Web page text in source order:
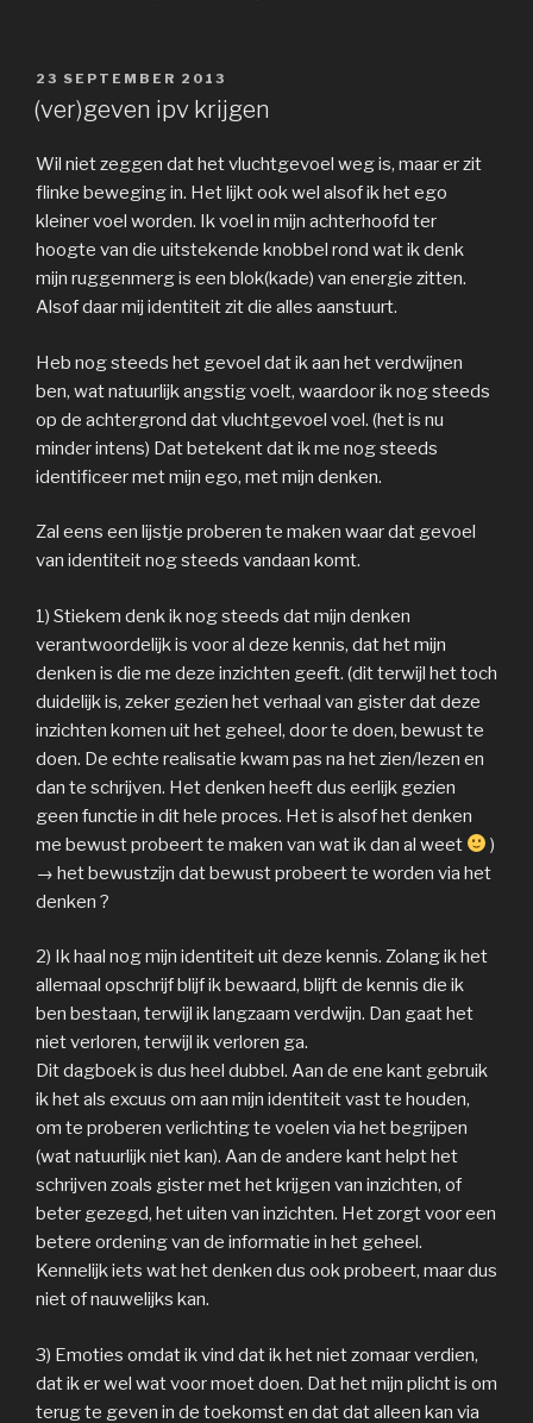
GEPLAATST
OP
23 SEPTEMBER 2013
(ver)geven ipv krijgen
Wil niet zeggen dat het vluchtgevoel weg is, maar er zit
flinke beweging in. Het lijkt ook wel alsof ik het ego
kleiner voel worden. Ik voel in mijn achterhoofd ter
hoogte van die uitstekende knobbel rond wat ik denk
mijn ruggenmerg is een blok(kade) van energie zitten.
Alsof daar mij identiteit zit die alles aanstuurt.
Heb nog steeds het gevoel dat ik aan het verdwijnen
ben, wat natuurlijk angstig voelt, waardoor ik nog steeds
op de achtergrond dat vluchtgevoel voel. (het is nu
minder intens) Dat betekent dat ik me nog steeds
identificeer met mijn ego, met mijn denken.
Zal eens een lijstje proberen te maken waar dat gevoel
van identiteit nog steeds vandaan komt.
1) Stiekem denk ik nog steeds dat mijn denken
verantwoordelijk is voor al deze kennis, dat het mijn
denken is die me deze inzichten geeft. (dit terwijl het toch
duidelijk is, zeker gezien het verhaal van gister dat deze
inzichten komen uit het geheel, door te doen, bewust te
doen. De echte realisatie kwam pas na het zien/lezen en
dan te schrijven. Het denken heeft dus eerlijk gezien
geen functie in dit hele proces. Het is alsof het denken
me bewust probeert te maken van wat ik dan al weet
)
→ het bewustzijn dat bewust probeert te worden via het
denken ?
2) Ik haal nog mijn identiteit uit deze kennis. Zolang ik het
allemaal opschrijf blijf ik bewaard, blijft de kennis die ik
ben bestaan, terwijl ik langzaam verdwijn. Dan gaat het
niet verloren, terwijl ik verloren ga.
Dit dagboek is dus heel dubbel. Aan de ene kant gebruik
ik het als excuus om aan mijn identiteit vast te houden,
om te proberen verlichting te voelen via het begrijpen
(wat natuurlijk niet kan). Aan de andere kant helpt het
schrijven zoals gister met het krijgen van inzichten, of
beter gezegd, het uiten van inzichten. Het zorgt voor een
betere ordening van de informatie in het geheel.
Kennelijk iets wat het denken dus ook probeert, maar dus
niet of nauwelijks kan.
3) Emoties omdat ik vind dat ik het niet zomaar verdien,
dat ik er wel wat voor moet doen. Dat het mijn plicht is om
terug te geven in de toekomst en dat dat alleen kan via